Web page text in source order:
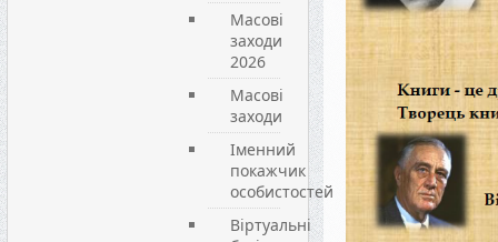
Масові
заходи
2026
Масові
заходи
Іменний
покажчик
особистостей
Віртуальні